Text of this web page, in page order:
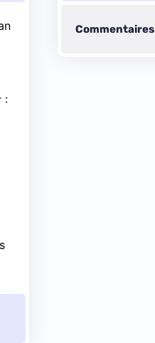
:
Commentaires